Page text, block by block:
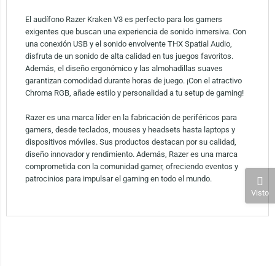
El audífono Razer Kraken V3 es perfecto para los gamers
exigentes que buscan una experiencia de sonido inmersiva. Con
una conexión USB y el sonido envolvente THX Spatial Audio,
disfruta de un sonido de alta calidad en tus juegos favoritos.
Además, el diseño ergonómico y las almohadillas suaves
garantizan comodidad durante horas de juego. ¡Con el atractivo
Chroma RGB, añade estilo y personalidad a tu setup de gaming!
Razer es una marca líder en la fabricación de periféricos para
gamers, desde teclados, mouses y headsets hasta laptops y
dispositivos móviles. Sus productos destacan por su calidad,
diseño innovador y rendimiento. Además, Razer es una marca
comprometida con la comunidad gamer, ofreciendo eventos y
patrocinios para impulsar el gaming en todo el mundo.
Visto